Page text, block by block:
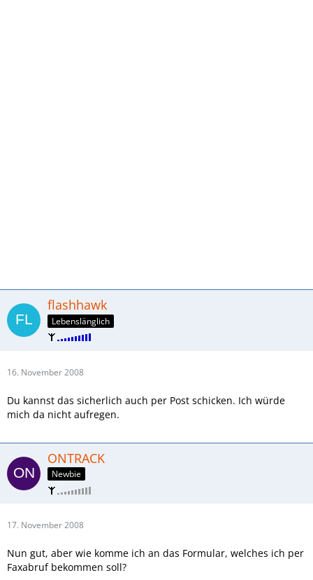
flashhawk
Lebenslänglich
16. November 2008
Du kannst das sicherlich auch per Post schicken. Ich würde
mich da nicht aufregen.
ONTRACK
Newbie
17. November 2008
Nun gut, aber wie komme ich an das Formular, welches ich per
Faxabruf bekommen soll?